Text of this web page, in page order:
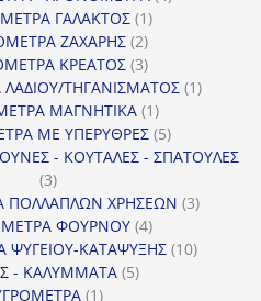
ΓΑΛΑΚΤΟΣ 11
προϊόν
ΖΑΧΑΡΗΣ 22
προϊόντα
ΚΡΕΑΤΟΣ 33
προϊόντα
ΤΗΓΑΝΙΣΜΑΤΟΣ 11
ΜΑΓΝΗΤΙΚΑ 11
προϊόν
ΜΕ ΥΠΕΡΥΘΡΕΣ 55
προϊόντα
- ΚΟΥΤΑΛΕΣ - ΣΠΑΤΟΥΛΕΣ
33
προϊόντα
ΠΟΛΛΑΠΛΩΝ ΧΡΗΣΕΩΝ 33
ΦΟΥΡΝΟΥ 44
προϊόντα
ΚΑΤΑΨΥΞΗΣ 1010
- ΚΑΛΥΜΜΑΤΑ 55
11